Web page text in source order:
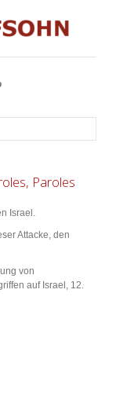
Paroles
Israel.
Attacke, den
von
auf Israel, 12.